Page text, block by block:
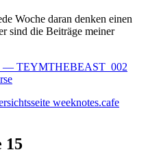
Woche daran denken einen
sind die Beiträge meiner
— TEYMTHEBEAST_002
weeknotes.cafe
15